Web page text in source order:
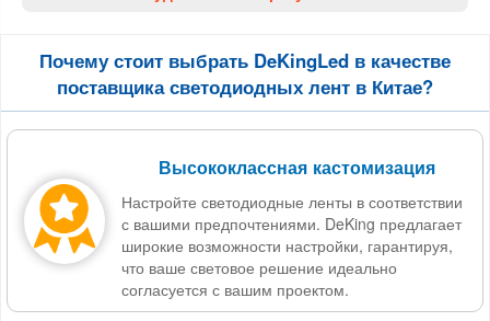
Почему стоит выбрать DeKingLed в качестве
поставщика светодиодных лент в Китае?
Высококлассная кастомизация
Настройте светодиодные ленты в соответствии
с вашими предпочтениями. DeKing предлагает
широкие возможности настройки, гарантируя,
что ваше световое решение идеально
согласуется с вашим проектом.